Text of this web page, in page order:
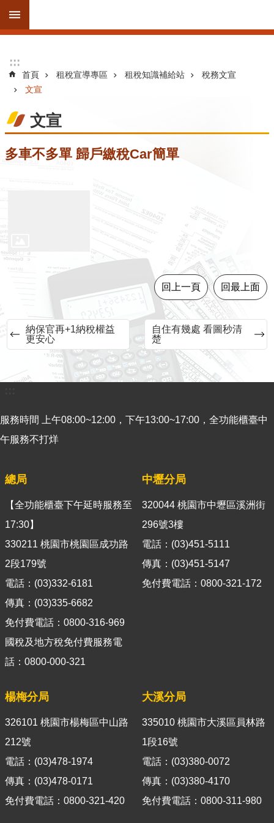
跳到主要內容區塊
階
搜
尋
訊
息
務
交
流
租
稅
專
區
分
眾
覽
視
客
服
房
稅
更
多
務
返
:::
:::
首頁 租稅宣導專區 租稅知識補給站
稅務文宣
文宣
文宣
多車不多單 歸戶繳稅Car簡單
回上一頁 回最上面
納保官再+1納稅權益
更安心
自住有幾處 看圖秒清
楚
服務時間 上午08:00~12:00，下午13:00~17:00，全功能櫃臺中
午服務不打烊
總局
【全功能櫃臺下午延時服務至
17:30】
330211 桃園市桃園區成功路
2段179號
電話：(03)332-6181
傳真：(03)335-6682
免付費電話：0800-316-969
國稅及地方稅免付費服務電
話：0800-000-321
中壢分局
320044 桃園市中壢區溪洲街
296號3樓
電話：(03)451-5111
傳真：(03)451-5147
免付費電話：0800-321-172
楊梅分局
326101 桃園市楊梅區中山路
212號
電話：(03)478-1974
傳真：(03)478-0171
免付費電話：0800-321-420
大溪分局
335010 桃園市大溪區員林路
1段16號
電話：(03)380-0072
傳真：(03)380-4170
免付費電話：0800-311-980